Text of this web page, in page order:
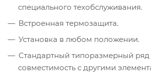
специального техобслуживания.
Встроенная термозащита.
Установка в любом положении.
Стандартный типоразмерный ряд
совместимость с другими